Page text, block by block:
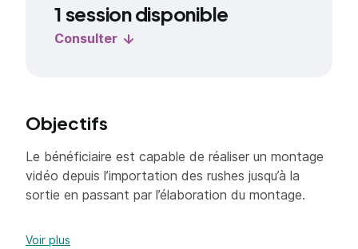
1 session disponible
Consulter
Objectifs
Le bénéficiaire est capable de réaliser un montage
vidéo depuis l’importation des rushes jusqu’à la
sortie en passant par l’élaboration du montage.
Objectifs
Voir plus